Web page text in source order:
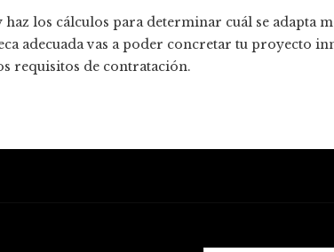
los cálculos para determinar cuál se adapta
adecuada vas a poder concretar tu proyecto
requisitos de contratación.